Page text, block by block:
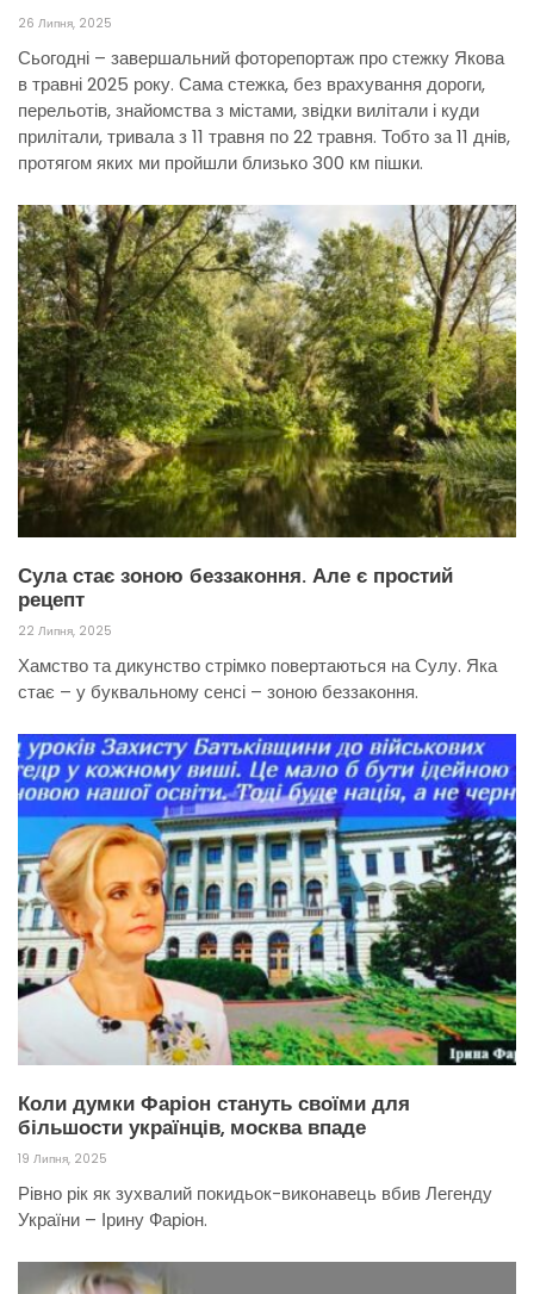
26 Липня, 2025
Сьогодні – завершальний фоторепортаж про стежку Якова
в травні 2025 року. Сама стежка, без врахування дороги,
перельотів, знайомства з містами, звідки вилітали і куди
прилітали, тривала з 11 травня по 22 травня. Тобто за 11 днів,
протягом яких ми пройшли близько 300 км пішки.
Сула стає зоною беззаконня. Але є простий
рецепт
22 Липня, 2025
Хамство та дикунство стрімко повертаються на Сулу. Яка
стає – у буквальному сенсі – зоною беззаконня.
Коли думки Фаріон стануть своїми для
більшости українців, москва впаде
19 Липня, 2025
Рівно рік як зухвалий покидьок-виконавець вбив Легенду
України – Ірину Фаріон.